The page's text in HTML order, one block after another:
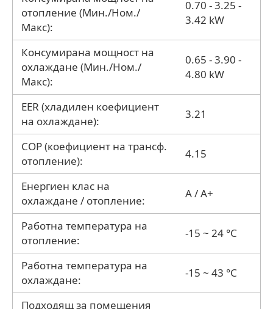
отопление (Мин./Ном./
Макс):
0.70 - 3.25 -
3.42 kW
Консумирана мощност на
охлаждане (Мин./Ном./
Макс):
0.65 - 3.90 -
4.80 kW
EER (хладилен коефициент
на охлаждане):
3.21
COP (коефициент на трансф.
отопление):
4.15
Енергиен клас на
охлаждане / отопление:
A / A+
Работна температура на
отопление:
-15 ~ 24 °C
Работна температура на
охлаждане:
-15 ~ 43 °C
Подходящ за помещения